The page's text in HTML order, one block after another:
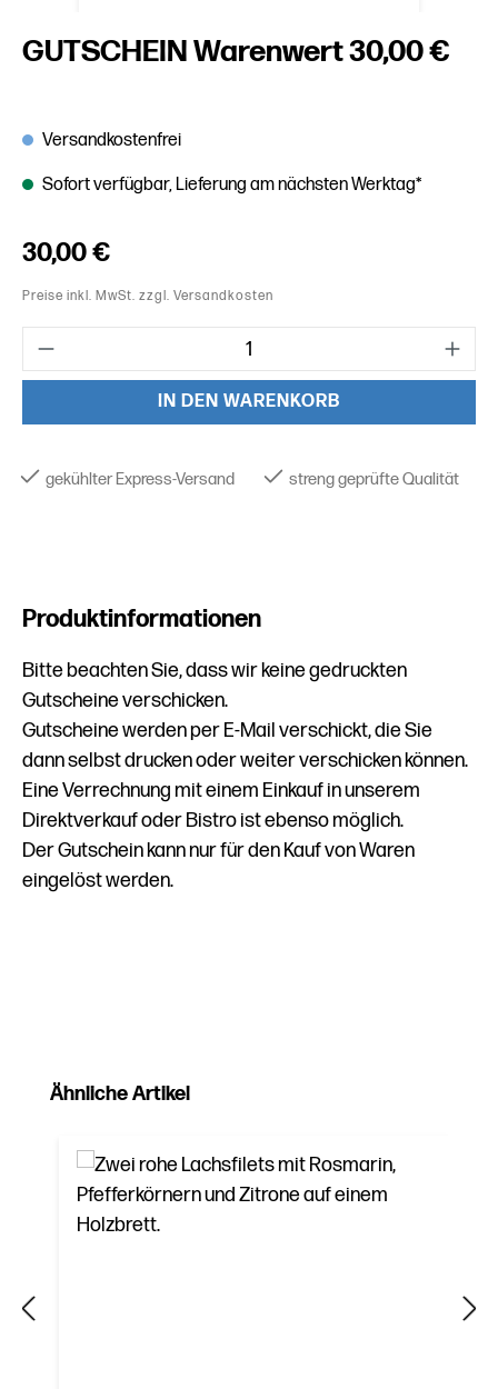
GUTSCHEIN Warenwert 30,00 €
Versandkostenfrei
Sofort verfügbar, Lieferung am nächsten Werktag*
Regulärer Preis:
30,00 €
Preise inkl. MwSt. zzgl. Versandkosten
Produkt Anzahl: Gib den gewünschten Wert ein oder benutze
IN DEN WARENKORB
gekühlter Express-Versand streng geprüfte Qualität
Produktinformationen
Bitte beachten Sie, dass wir keine gedruckten
Gutscheine verschicken.
Gutscheine werden per E-Mail verschickt, die Sie
dann selbst drucken oder weiter verschicken können.
Eine Verrechnung mit einem Einkauf in unserem
Direktverkauf oder Bistro ist ebenso möglich.
Der Gutschein kann nur für den Kauf von Waren
eingelöst werden.
Produktgalerie überspringen
Ähnliche Artikel